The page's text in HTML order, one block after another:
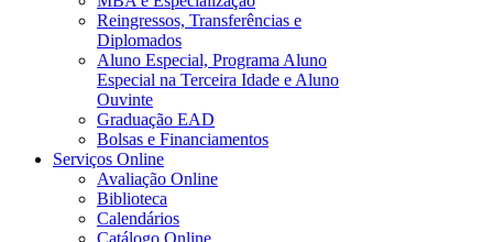
Reingressos, Transferências e
Diplomados
Aluno Especial, Programa Aluno
Especial na Terceira Idade e Aluno
Ouvinte
Graduação EAD
Bolsas e Financiamentos
Serviços Online
Avaliação Online
Biblioteca
Calendários
Catálogo Online